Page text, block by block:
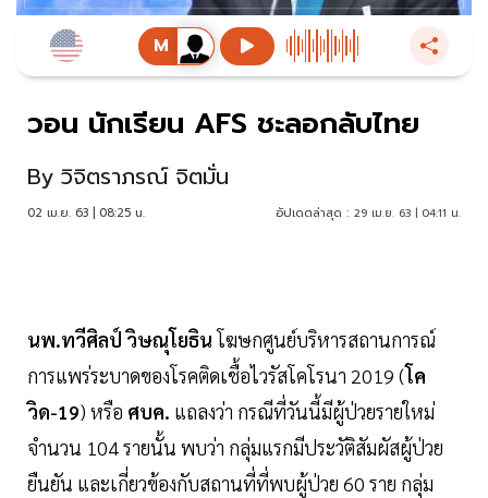
วอน นักเรียน AFS ชะลอกลับไทย
By วิจิตราภรณ์ จิตมั่น
02 เม.ย. 63 | 08:25 น. อัปเดตล่าสุด : 29 เม.ย. 63 | 04:11 น.
นพ.ทวีศิลป์ วิษณุโยธินโฆษกศูนย์บริหารสถานการณ์
การแพร่ระบาดของโรคติดเชื้อไวรัสโคโรนา 2019 (โค
วิด-19) หรือ ศบค. แถลงว่า กรณีที่วันนี้มีผู้ป่วยรายใหม่
จำนวน 104 รายนั้น พบว่า กลุ่มแรกมีประวัติสัมผัสผู้ป่วย
ยืนยัน และเกี่ยวข้องกับสถานที่ที่พบผู้ป่วย 60 ราย กลุ่ม